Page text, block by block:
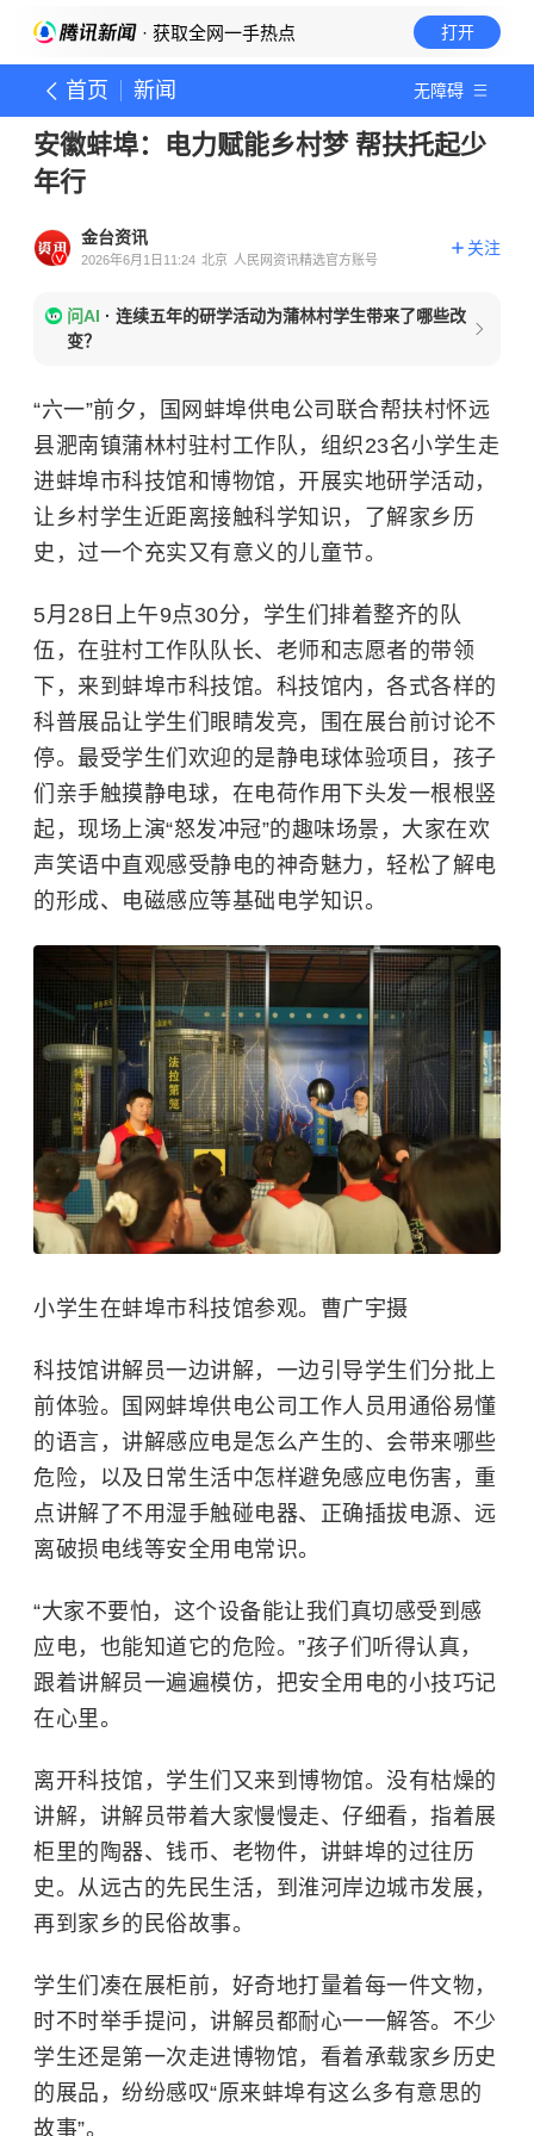
· 获取全网一手热点 打开
首页 新闻 无障碍
安徽蚌埠：电力赋能乡村梦 帮扶托起少
年行
金台资讯
2026年6月1日11:24 北京 人民网资讯精选官方账号
关注
问AI · 连续五年的研学活动为蒲林村学生带来了哪些改
变？
“六一”前夕，国网蚌埠供电公司联合帮扶村怀远
县淝南镇蒲林村驻村工作队，组织23名小学生走
进蚌埠市科技馆和博物馆，开展实地研学活动，
让乡村学生近距离接触科学知识，了解家乡历
史，过一个充实又有意义的儿童节。
5月28日上午9点30分，学生们排着整齐的队
伍，在驻村工作队队长、老师和志愿者的带领
下，来到蚌埠市科技馆。科技馆内，各式各样的
科普展品让学生们眼睛发亮，围在展台前讨论不
停。最受学生们欢迎的是静电球体验项目，孩子
们亲手触摸静电球，在电荷作用下头发一根根竖
起，现场上演“怒发冲冠”的趣味场景，大家在欢
声笑语中直观感受静电的神奇魅力，轻松了解电
的形成、电磁感应等基础电学知识。
小学生在蚌埠市科技馆参观。曹广宇摄
科技馆讲解员一边讲解，一边引导学生们分批上
前体验。国网蚌埠供电公司工作人员用通俗易懂
的语言，讲解感应电是怎么产生的、会带来哪些
危险，以及日常生活中怎样避免感应电伤害，重
点讲解了不用湿手触碰电器、正确插拔电源、远
离破损电线等安全用电常识。
“大家不要怕，这个设备能让我们真切感受到感
应电，也能知道它的危险。”孩子们听得认真，
跟着讲解员一遍遍模仿，把安全用电的小技巧记
在心里。
离开科技馆，学生们又来到博物馆。没有枯燥的
讲解，讲解员带着大家慢慢走、仔细看，指着展
柜里的陶器、钱币、老物件，讲蚌埠的过往历
史。从远古的先民生活，到淮河岸边城市发展，
再到家乡的民俗故事。
学生们凑在展柜前，好奇地打量着每一件文物，
时不时举手提问，讲解员都耐心一一解答。不少
学生还是第一次走进博物馆，看着承载家乡历史
的展品，纷纷感叹“原来蚌埠有这么多有意思的
故事”。